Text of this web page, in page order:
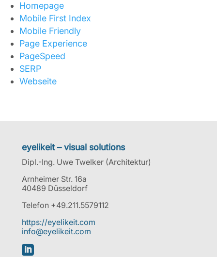
Homepage
Mobile First Index
Mobile Friendly
Page Experience
PageSpeed
SERP
Webseite
eyelikeit – visual solutions
Dipl.-Ing. Uwe Twelker (Architektur)
Arnheimer Str. 16a
40489 Düsseldorf
Telefon +49.211.5579112
https://eyelikeit.com
info@eyelikeit.com
